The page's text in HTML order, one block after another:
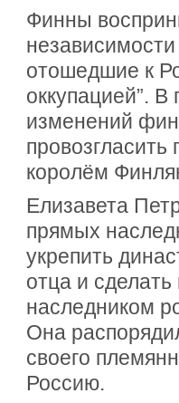
Финны
отошедшие к
оккупацией”.
изменений
провозгласить
королём
Елизавета
прямых
укрепить
отца и
наследником
Она
своего
Россию.